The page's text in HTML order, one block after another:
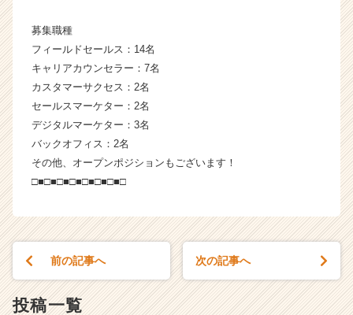
募集職種
フィールドセールス：14名
キャリアカウンセラー：7名
カスタマーサクセス：2名
セールスマーケター：2名
デジタルマーケター：3名
バックオフィス：2名
その他、オープンポジションもございます！
□■□■□■□■□■□■□■□
前の記事へ 次の記事へ
投稿一覧